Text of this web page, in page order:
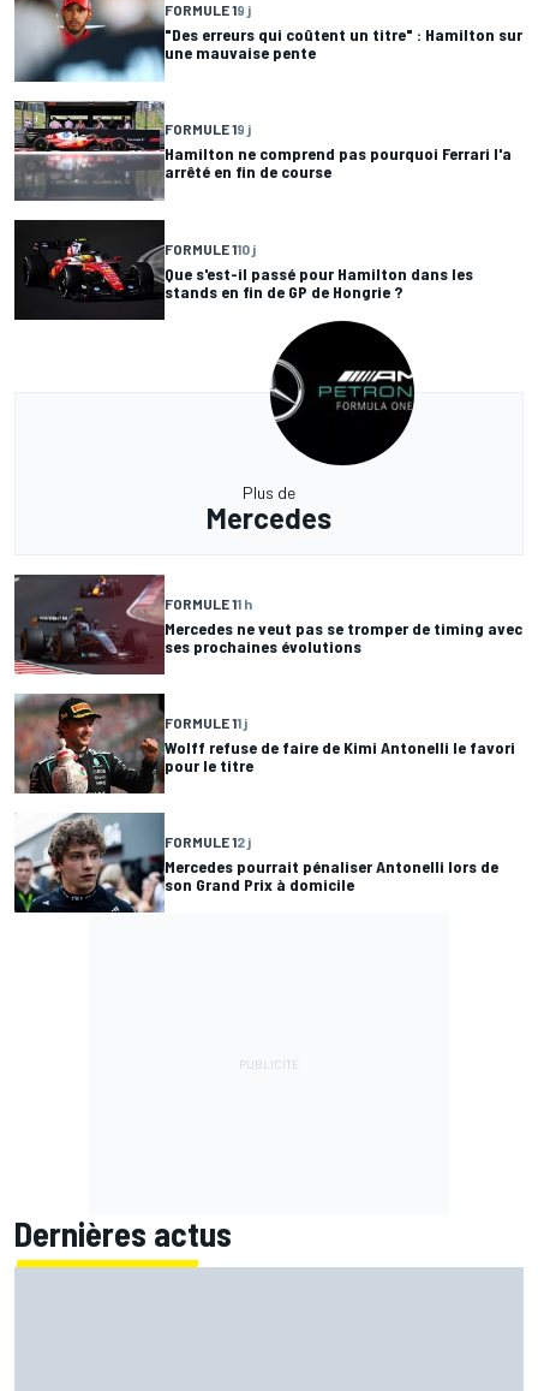
FORMULE 19 j
"Des erreurs qui coûtent un titre" : Hamilton sur
une mauvaise pente
FORMULE 19 j
Hamilton ne comprend pas pourquoi Ferrari l'a
arrêté en fin de course
FORMULE 110 j
Que s'est-il passé pour Hamilton dans les
stands en fin de GP de Hongrie ?
Plus de
Mercedes
FORMULE 11 h
Mercedes ne veut pas se tromper de timing avec
ses prochaines évolutions
FORMULE 11 j
Wolff refuse de faire de Kimi Antonelli le favori
pour le titre
FORMULE 12 j
Mercedes pourrait pénaliser Antonelli lors de
son Grand Prix à domicile
Dernières actus